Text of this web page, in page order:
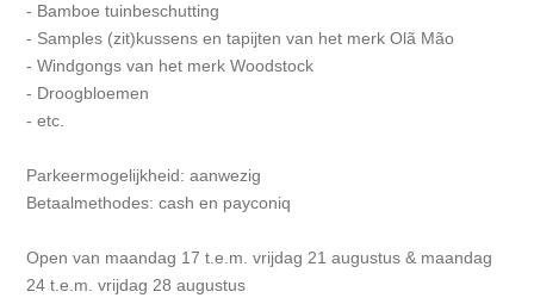
- Bamboe tuinbeschutting
- Samples (zit)kussens en tapijten van het merk Olã Mão
- Windgongs van het merk Woodstock
- Droogbloemen
- etc.
Parkeermogelijkheid: aanwezig
Betaalmethodes: cash en payconiq
Open van maandag 17 t.e.m. vrijdag 21 augustus & maandag
24 t.e.m. vrijdag 28 augustus